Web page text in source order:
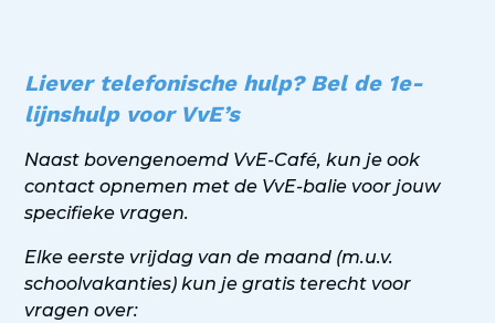
Liever telefonische hulp? Bel de 1e-
lijnshulp voor VvE’s
Naast bovengenoemd VvE-Café, kun je ook
contact opnemen met de VvE-balie voor jouw
specifieke vragen.
Elke eerste vrijdag van de maand (m.u.v.
schoolvakanties) kun je gratis terecht voor
vragen over: